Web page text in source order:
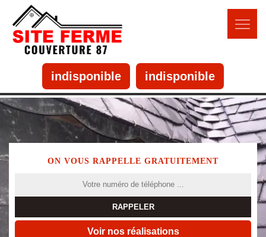
indisponible indisponible
ON VOUS RAPPELLE GRATUITEMENT
Voir nos réalisations